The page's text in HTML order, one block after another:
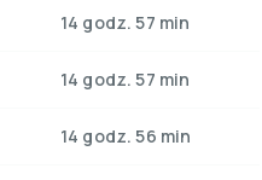
14 godz. 57 min
14 godz. 57 min
14 godz. 56 min